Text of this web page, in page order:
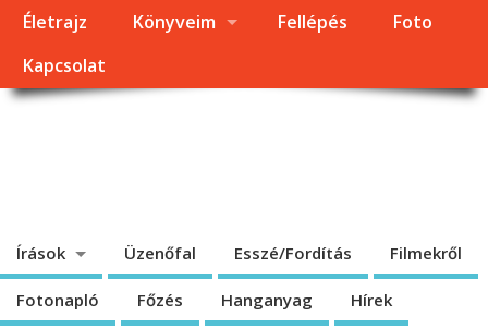
Életrajz Könyveim Fellépés
Foto
Kapcsolat
Írások Üzenőfal Esszé/Fordítás Filmekről
Fotonapló Főzés Hanganyag Hírek